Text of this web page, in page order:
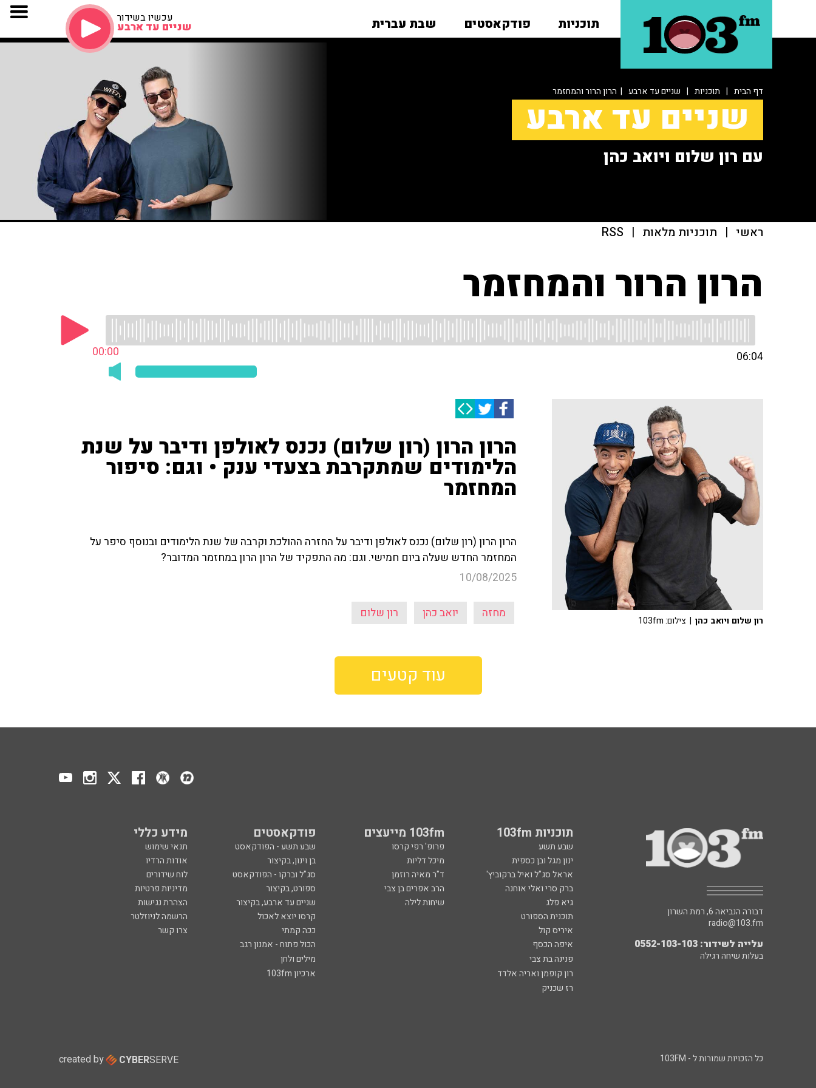
תוכניות פודקאסטים שבת עברית עכשיו בשידור
שניים עד ארבע
דף הבית | תוכניות | שניים עד ארבע | הרון הרור והמחזמר
שניים עד ארבע
עם רון שלום ויואב כהן
ראשי | תוכניות מלאות |
RSS
הרון הרור והמחזמר
00:00 06:04
הרון הרון (רון שלום) נכנס לאולפן ודיבר על שנת
הלימודים שמתקרבת בצעדי ענק • וגם: סיפור
המחזמר
הרון הרון (רון שלום) נכנס לאולפן ודיבר על החזרה ההולכת וקרבה של שנת הלימודים ובנוסף סיפר על
המחזמר החדש שעלה ביום חמישי. וגם: מה התפקיד של הרון הרון במחזמר המדובר?
10/08/2025
מחזה יואב כהן רון שלום
רון שלום ויואב כהן | צילום: 103fm
עוד קטעים
תוכניות 103fm 103fm מייעצים פודקאסטים מידע כללי
שבע תשע פרופ' רפי קרסו שבע תשע - הפודקאסט
תנאי שימוש
ינון מגל ובן כספית
מיכל דליות בן וינון, בקיצור
אודות הרדיו
אראל סג"ל ואיל ברקוביץ'
ד"ר מאיה רוזמן סג"ל וברקו - הפודקאסט
לוח שידורים
ברק סרי ואלי אוחנה
הרב אפרים בן צבי ספורט, בקיצור
מדיניות פרטיות
גיא פלג
שיחות לילה שניים עד ארבע, בקיצור
הצהרת נגישות
תוכנית הספורט
קרסו יוצא לאכול
הרשמה לניוזלטר
איריס קול
ככה קמתי
צרו קשר
איפה הכסף
הכול פתוח - אמנון רגב
פנינה בת צבי
מילים ולחן
רון קופמן ואריה אלדד
ארכיון 103fm
רז שכניק
דבורה הנביאה 6, רמת השרון
radio@103.fm
עלייה לשידור: 0552-103-103
בעלות שיחה רגילה
כל הזכויות שמורות ל - 103FM created by CYBERSERVE